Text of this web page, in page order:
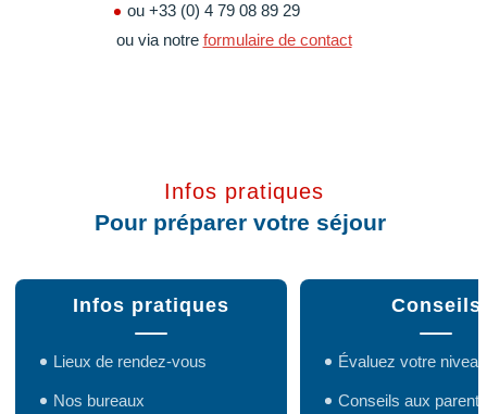
ou +33 (0) 4 79 08 89 29
ou via notre formulaire de contact
Infos pratiques
Pour préparer votre séjour
Infos pratiques
Lieux de rendez-vous
Nos bureaux
Conseils
Évaluez votre niveau
Conseils aux parents